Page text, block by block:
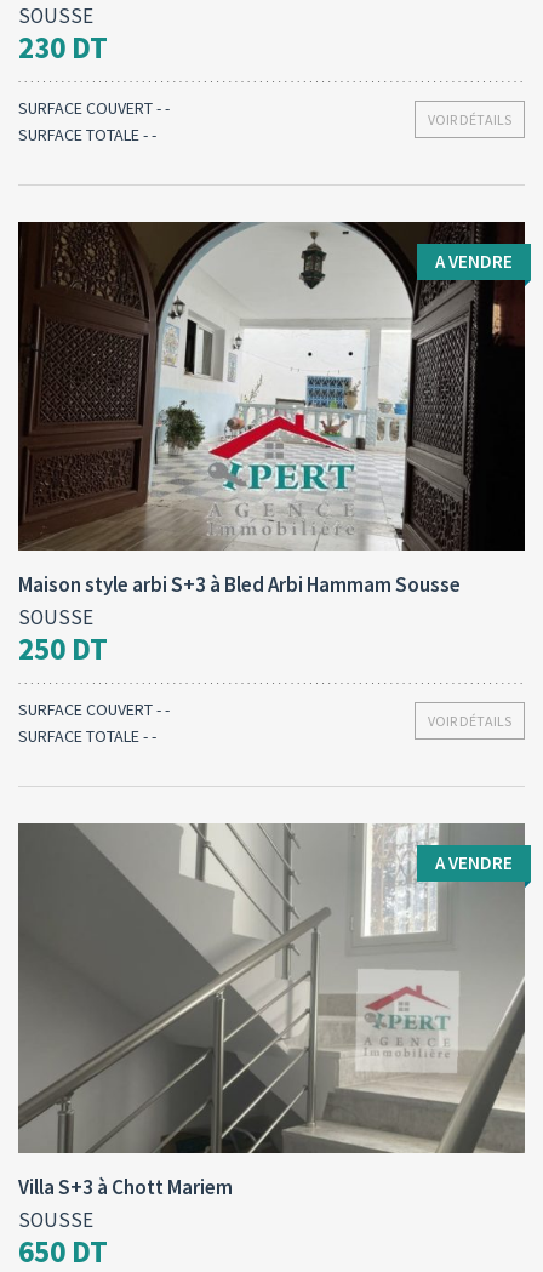
SOUSSE
230 DT
VOIR DÉTAILS
SURFACE COUVERT - -
SURFACE TOTALE - -
Type d'opération:
A vendre
Surface totale:
397 M2
A VENDRE
Maison style arbi S+3 à Bled Arbi Hammam Sousse
SOUSSE
250 DT
VOIR DÉTAILS
SURFACE COUVERT - -
SURFACE TOTALE - -
Type d'opération:
A vendre
Surface totale:
478 M
A VENDRE
Villa S+3 à Chott Mariem
SOUSSE
650 DT